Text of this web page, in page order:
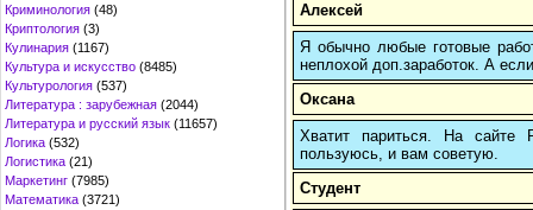
Криминология (48)
Криптология (3)
Кулинария (1167)
Культура и искусство (8485)
Культурология (537)
Литература : зарубежная (2044)
Литература и русский язык (11657)
Логика (532)
Логистика (21)
Маркетинг (7985)
Математика (3721)
Алексей
Я обычно любые готовые
неплохой доп.заработок. А
Оксана
Хватит париться. На
пользуюсь, и вам советую.
Студент